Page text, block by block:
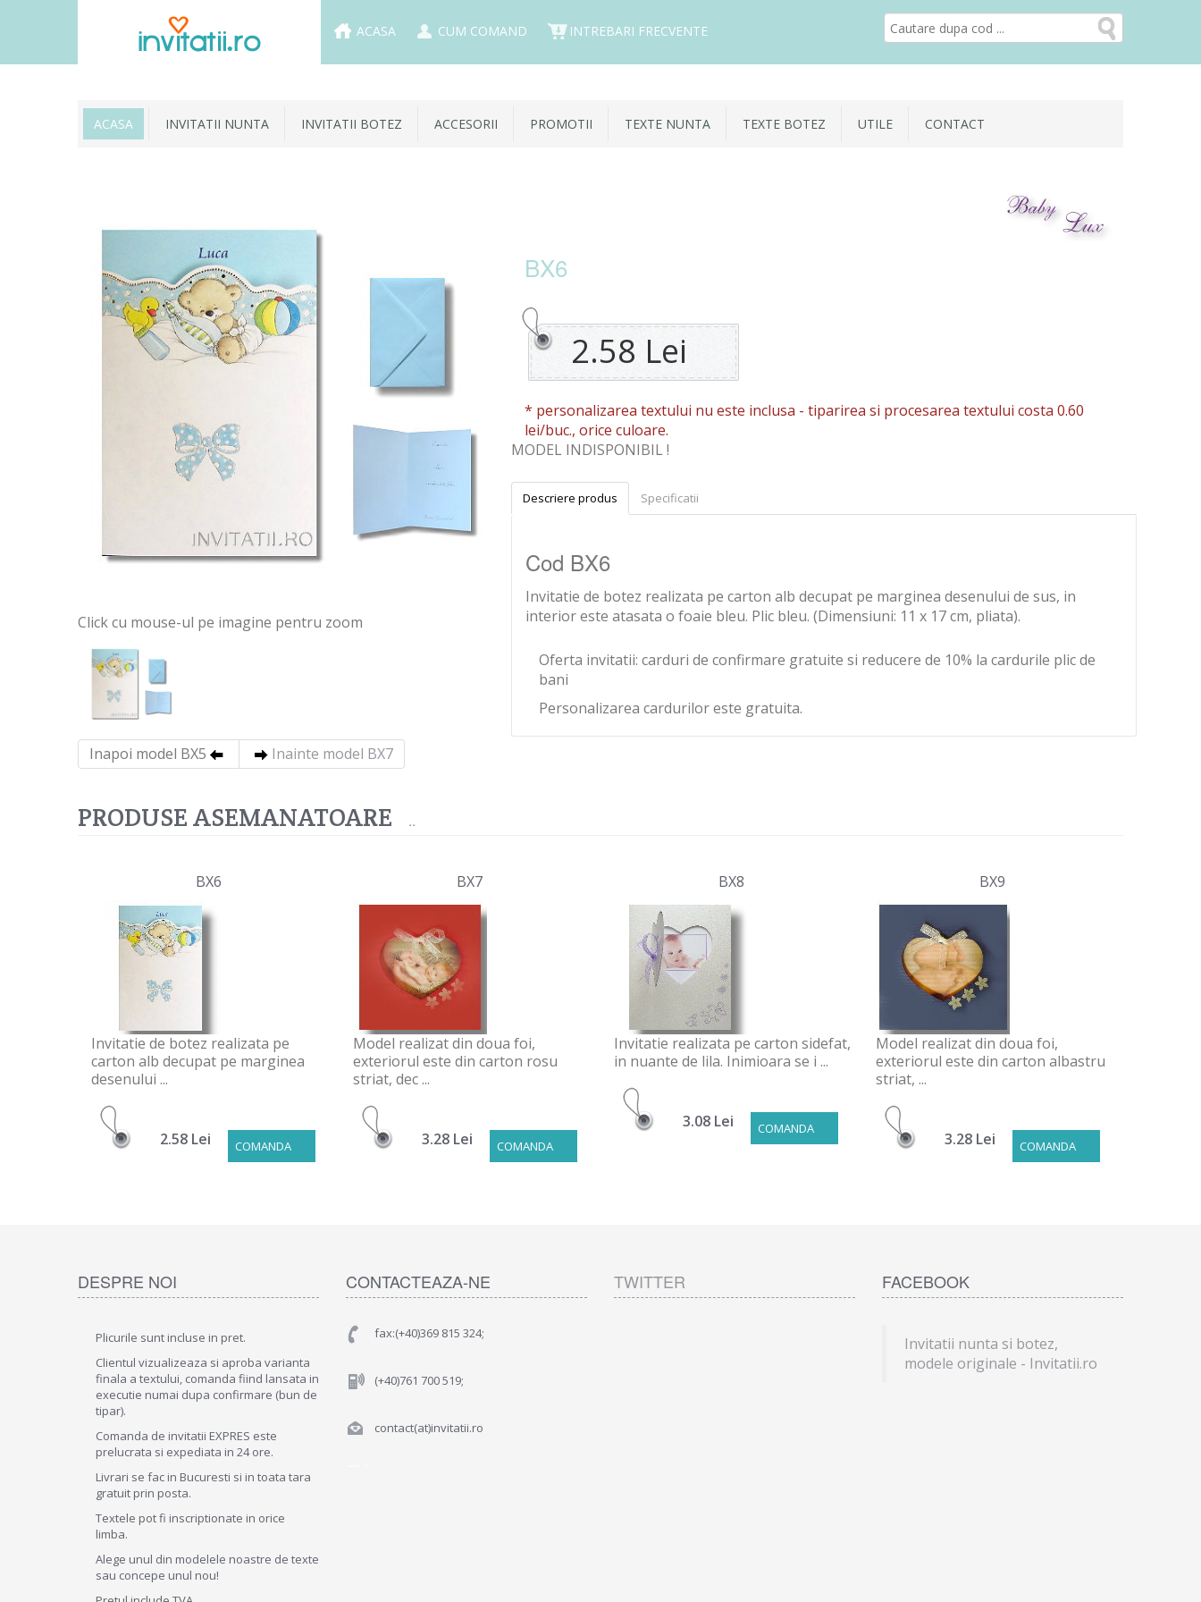
ACASA CUM COMAND INTREBARI FRECVENTE
ACASA INVITATII NUNTA INVITATII BOTEZ ACCESORII PROMOTII TEXTE NUNTA TEXTE BOTEZ UTILE CONTACT
Click cu mouse-ul pe imagine pentru zoom
Inapoi model BX5 Inainte model BX7
BX6
2.58 Lei
* personalizarea textului nu este inclusa - tiparirea si procesarea textului costa 0.60
lei/buc., orice culoare.
MODEL INDISPONIBIL !
Descriere produs Specificatii
Cod BX6
Invitatie de botez realizata pe carton alb decupat pe marginea desenului de sus, in
interior este atasata o foaie bleu. Plic bleu. (Dimensiuni: 11 x 17 cm, pliata).
Oferta invitatii: carduri de confirmare gratuite si reducere de 10% la cardurile plic de
bani
Personalizarea cardurilor este gratuita.
PRODUSE ASEMANATOARE ..
BX6
Invitatie de botez realizata pe
carton alb decupat pe marginea
desenului ...
COMANDA
2.58 Lei
BX7
Model realizat din doua foi,
exteriorul este din carton rosu
striat, dec ...
COMANDA
3.28 Lei
BX8
Invitatie realizata pe carton sidefat,
in nuante de lila. Inimioara se i ...
COMANDA
3.08 Lei
BX9
Model realizat din doua foi,
exteriorul este din carton albastru
striat, ...
COMANDA
3.28 Lei
DESPRE NOI
Plicurile sunt incluse in pret.
Clientul vizualizeaza si aproba varianta
finala a textului, comanda fiind lansata in
executie numai dupa confirmare (bun de
tipar).
Comanda de invitatii EXPRES este
prelucrata si expediata in 24 ore.
Livrari se fac in Bucuresti si in toata tara
gratuit prin posta.
Textele pot fi inscriptionate in orice
limba.
Alege unul din modelele noastre de texte
sau concepe unul nou!
CONTACTEAZA-NE
fax:(+40)369 815 324;
(+40)761 700 519;
contact(at)invitatii.ro
TWITTER FACEBOOK
Invitatii nunta si botez,
modele originale - Invitatii.ro